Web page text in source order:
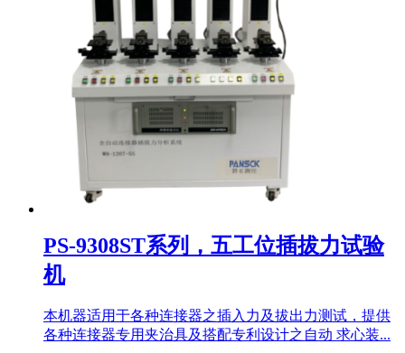
PS-9308ST系列，五工位插拔力试验
机
本机器适用于各种连接器之插入力及拔出力测试，提供
各种连接器专用夹治具及搭配专利设计之自动 求心装...